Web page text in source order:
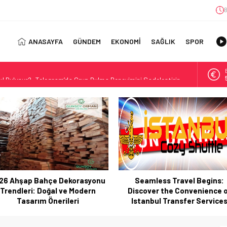
ANASAYFA GÜNDEM EKONOMİ SAĞLIK SPOR
Trendleri: Doğal ve Modern Tasarım Önerileri
Uzun Vadede Sosyal Medya Başarısı Nasıl Sağlanır?
Discover the Convenience of Istanbul Transfer Services
Kız Öğrenci Yurtları
Maliyetlerle Verimlilik Sağlayın
Your Canada Immigration Guide Awaits
Diş Tedavisinin Yeni Yüzü
Dünyada Öne Çıkan Bir İsim
Seamless Travel Begins:
Discover the Convenience of
Istanbul Transfer Services
İstanbul’da Güvenli ve
Kız Öğrenci Yurtları